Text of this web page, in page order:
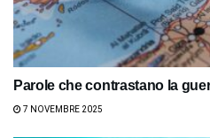
Parole che contrastano la
7 NOVEMBRE 2025